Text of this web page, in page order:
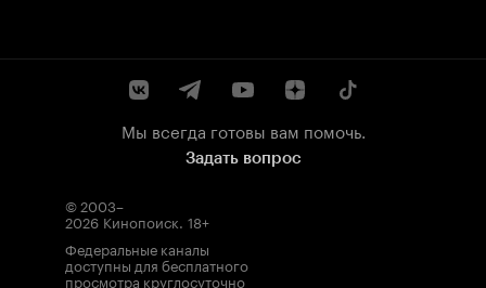
Мы всегда готовы вам помочь.
Задать вопрос
© 2003–
2026 Кинопоиск. 18+
Федеральные каналы
доступны для бесплатного
просмотра круглосуточно